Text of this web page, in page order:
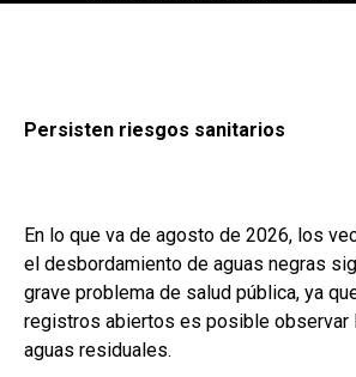
Persisten riesgos sanitarios
En lo que va de agosto de 2026, los
el desbordamiento de aguas negras
grave problema de salud pública, ya
registros abiertos es posible observar
aguas residuales.